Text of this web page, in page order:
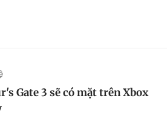
Gate 3 sẽ có mặt trên Xbox